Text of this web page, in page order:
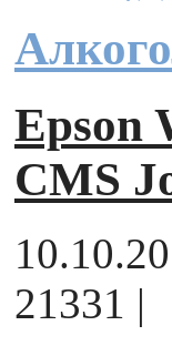
Epson
CMS
21331 |